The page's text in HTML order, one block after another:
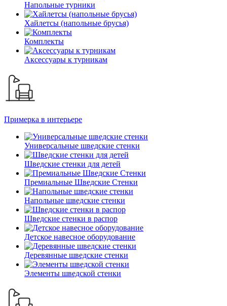
Напольные турники
Хайлетсы (напольные брусья)
Комплекты
Аксессуары к турникам
Примерка в интерьере
Универсальные шведские стенки
Шведские стенки для детей
Премиальные Шведские Стенки
Напольные шведские стенки
Шведские стенки в распор
Детское навесное оборудование
Деревянные шведские стенки
Элементы шведской стенки